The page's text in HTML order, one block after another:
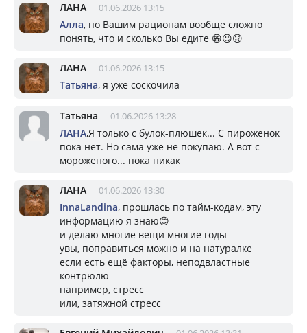
ЛАНА 01.06.2026 13:15
Алла, по Вашим рационам вообще сложно
понять, что и сколько Вы едите 😁😉🙃
ЛАНА 01.06.2026 13:15
Татьяна, я уже соскочила
Татьяна 01.06.2026 13:28
ЛАНА,Я только с булок-плюшек... С пироженок
пока нет. Но сама уже не покупаю. А вот с
мороженого... пока никак
ЛАНА 01.06.2026 13:30
InnaLandina, прошлась по тайм-кодам, эту
информацию я знаю😊
и делаю многие вещи многие годы
увы, поправиться можно и на натуралке
если есть ещё факторы, неподвластные
контрюлю
например, стресс
или, затяжной стресс